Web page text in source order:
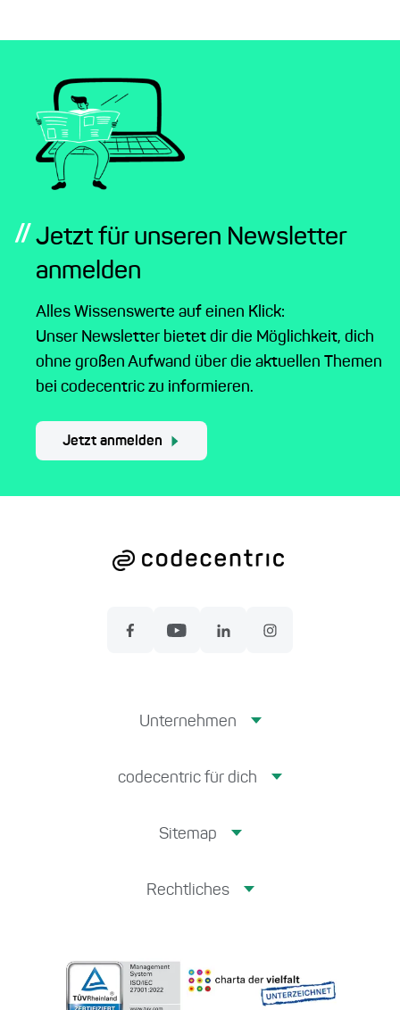
// Jetzt für unseren Newsletter
anmelden
Alles Wissenswerte auf einen Klick:
Unser Newsletter bietet dir die Möglichkeit, dich
ohne großen Aufwand über die aktuellen Themen
bei codecentric zu informieren.
Jetzt anmelden
Unternehmen
codecentric für dich
Sitemap
Rechtliches